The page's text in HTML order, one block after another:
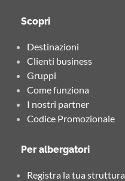
Scopri
Destinazioni
Clienti business
Gruppi
Come funziona
I nostri partner
Codice Promozionale
Per albergatori
Registra la tua struttura